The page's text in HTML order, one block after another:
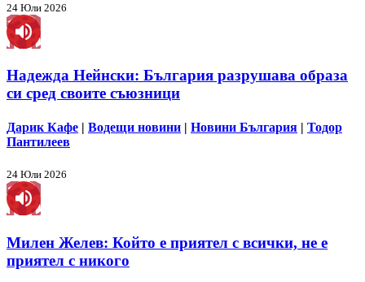
24 Юли 2026
Надежда Нейнски: България разрушава образа
си сред своите съюзници
Дарик Кафе | Водещи новини | Новини България | Тодор
Пантилеев
24 Юли 2026
Милен Желев: Който е приятел с всички, не е
приятел с никого